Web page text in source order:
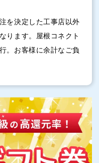
を決定した工事店以外
ります。屋根コネクト
。お客様に余計なご負